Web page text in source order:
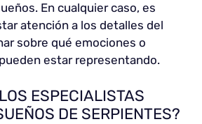
En cualquier caso, es
atención a los detalles del
sobre qué emociones o
estar representando.
ESPECIALISTAS
DE SERPIENTES?